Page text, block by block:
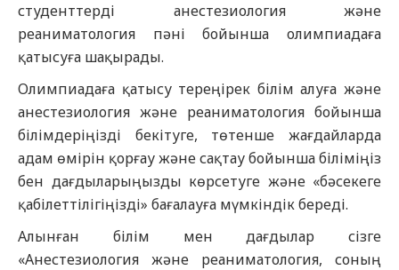
студенттерді анестезиология және
реаниматология пәні бойынша олимпиадаға
қатысуға шақырады.
Олимпиадаға қатысу тереңірек білім алуға және
анестезиология және реаниматология бойынша
білімдеріңізді бекітуге, төтенше жағдайларда
адам өмірін қорғау және сақтау бойынша біліміңіз
бен дағдыларыңызды көрсетуге және «бәсекеге
қабілеттілігіңізді» бағалауға мүмкіндік береді.
Алынған білім мен дағдылар сізге
«Анестезиология және реаниматология, соның